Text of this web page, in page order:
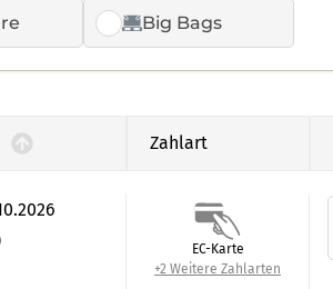
Big Bags
Zahlart
EC-Karte
+2 Weitere Zahlarten